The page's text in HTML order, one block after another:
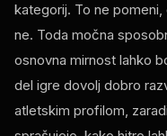
kategorij. To ne
ne. Toda močna
osnovna mirnost lahko
del igre dovolj dobro
atletskim profilom,